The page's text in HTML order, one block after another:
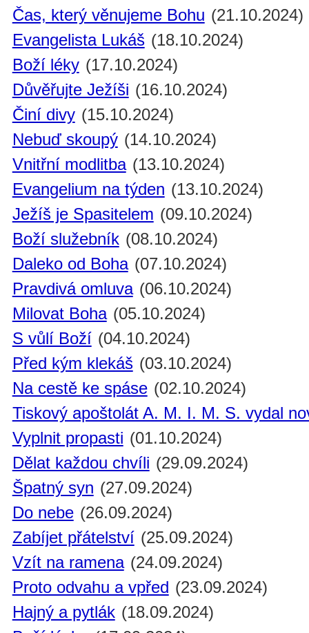
Čas, který věnujeme Bohu (21.10.2024)
Evangelista Lukáš (18.10.2024)
Boží léky (17.10.2024)
Důvěřujte Ježíši (16.10.2024)
Činí divy (15.10.2024)
Nebuď skoupý (14.10.2024)
Vnitřní modlitba (13.10.2024)
Evangelium na týden (13.10.2024)
Ježíš je Spasitelem (09.10.2024)
Boží služebník (08.10.2024)
Daleko od Boha (07.10.2024)
Pravdivá omluva (06.10.2024)
Milovat Boha (05.10.2024)
S vůlí Boží (04.10.2024)
Před kým klekáš (03.10.2024)
Na cestě ke spáse (02.10.2024)
Tiskový apoštolát A. M. I. M. S. vydal
Vyplnit propasti (01.10.2024)
Dělat každou chvíli (29.09.2024)
Špatný syn (27.09.2024)
Do nebe (26.09.2024)
Zabíjet přátelství (25.09.2024)
Vzít na ramena (24.09.2024)
Proto odvahu a vpřed (23.09.2024)
Hajný a pytlák (18.09.2024)